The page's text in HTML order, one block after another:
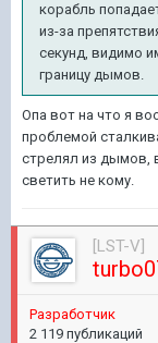
корабль
из-за
секунд, видимо
границу дымов.
Опа вот на что я
проблемой
стрелял из дымов,
светить не кому.
[LST-V]
Разработчик
2 119 публикаций